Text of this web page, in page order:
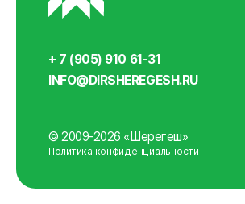
+ 7 (905) 910 61-31
INFO@DIRSHEREGESH.RU
© 2009-2026 «Шерегеш»
Политика конфиденциальности